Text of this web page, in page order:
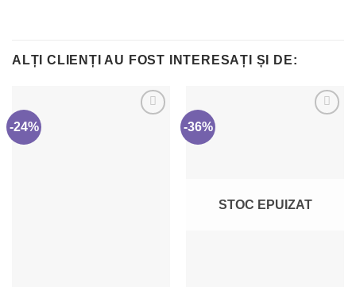
ALȚI CLIENȚI AU FOST INTERESAȚI ȘI DE:
-24% -36%
STOC EPUIZAT